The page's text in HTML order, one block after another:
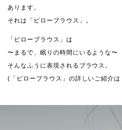
あります。
それは「ピローブラウス」。
「ピローブラウス」は
〜まるで、眠りの時間にいるような〜
そんなふうに表現されるブラウス。
(「ピローブラウス」の詳しいご紹介は